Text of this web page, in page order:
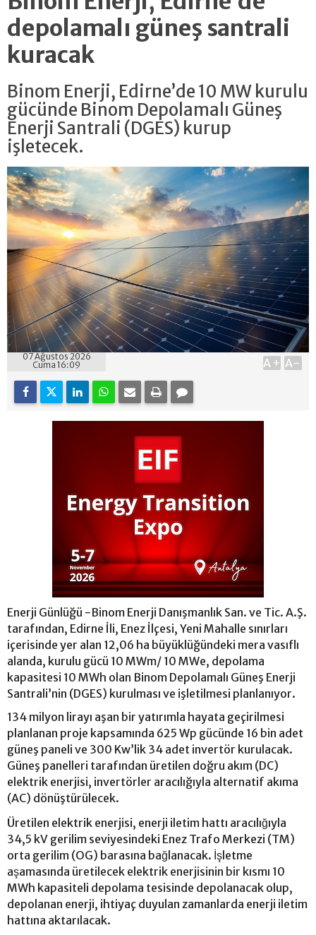
depolamalı güneş santrali
kuracak
Binom Enerji, Edirne’de 10 MW kurulu
gücünde Binom Depolamalı Güneş
Enerji Santrali (DGES) kurup
işletecek.
07 Ağustos 2026
Cuma 16:09
A+ A-
Enerji Günlüğü -Binom Enerji Danışmanlık San. ve Tic. A.Ş.
tarafından, Edirne İli, Enez İlçesi, Yeni Mahalle sınırları
içerisinde yer alan 12,06 ha büyüklüğündeki mera vasıflı
alanda, kurulu gücü 10 MWm/ 10 MWe, depolama
kapasitesi 10 MWh olan Binom Depolamalı Güneş Enerji
Santrali’nin (DGES) kurulması ve işletilmesi planlanıyor.
134 milyon lirayı aşan bir yatırımla hayata geçirilmesi
planlanan proje kapsamında 625 Wp gücünde 16 bin adet
güneş paneli ve 300 Kw’lik 34 adet invertör kurulacak.
Güneş panelleri tarafından üretilen doğru akım (DC)
elektrik enerjisi, invertörler aracılığıyla alternatif akıma
(AC) dönüştürülecek.
Üretilen elektrik enerjisi, enerji iletim hattı aracılığıyla
34,5 kV gerilim seviyesindeki Enez Trafo Merkezi (TM)
orta gerilim (OG) barasına bağlanacak. İşletme
aşamasında üretilecek elektrik enerjisinin bir kısmı 10
MWh kapasiteli depolama tesisinde depolanacak olup,
depolanan enerji, ihtiyaç duyulan zamanlarda enerji iletim
hattına aktarılacak.